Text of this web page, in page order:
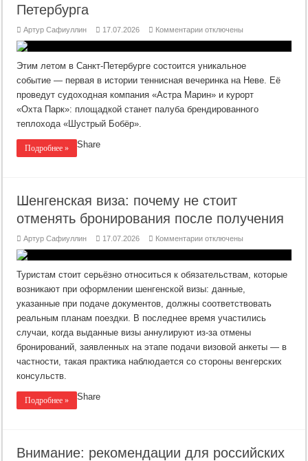
Петербурга
Артур Сафиуллин 17.07.2026 Комментариик
в
теннисная
вечеринка
на
Неве:
драйв
отключены
Этим летом в Санкт‑Петербурге состоится уникальное
событие — первая в истории теннисная вечеринка на Неве. Её
проведут судоходная компания «Астра Марин» и курорт
«Охта Парк»: площадкой станет палуба брендированного
теплохода «Шустрый Бобёр».
Подробнее » Share
Шенгенская виза: почему не стоит
отменять бронирования после получения
Артур Сафиуллин 17.07.2026 Комментариик
виза:
не
стоит
отменять
бронирования
получения
отключены
Туристам стоит серьёзно относиться к обязательствам, которые
возникают при оформлении шенгенской визы: данные,
указанные при подаче документов, должны соответствовать
реальным планам поездки. В последнее время участились
случаи, когда выданные визы аннулируют из‑за отмены
бронирований, заявленных на этапе подачи визовой анкеты — в
частности, такая практика наблюдается со стороны венгерских
консульств.
Подробнее » Share
Внимание: рекомендации для российских